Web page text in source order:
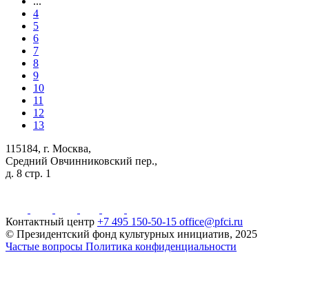
4
5
6
7
8
9
10
11
12
13
115184, г. Москва,
Средний Овчинниковский пер.,
д. 8 стр. 1
Контактный центр +7 495 150-50-15 office@pfci.ru
© Президентский фонд культурных инициатив, 2025
Частые вопросы Политика конфиденциальности